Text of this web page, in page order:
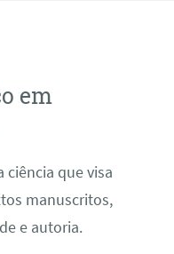
em
ciência que visa
manuscritos,
e autoria.